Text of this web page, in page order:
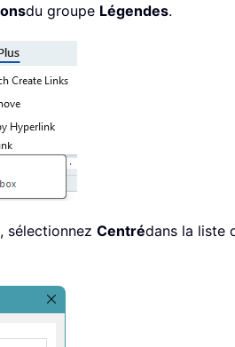
du groupe Légendes.
, sélectionnez Centrédans la liste